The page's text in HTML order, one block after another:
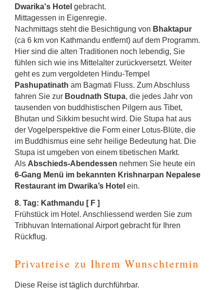
Dwarika's Hotel gebracht.
Mittagessen in Eigenregie.
Nachmittags steht die Besichtigung von Bhaktapur
(ca 6 km von Kathmandu entfernt) auf dem Programm.
Hier sind die alten Traditionen noch lebendig, Sie
fühlen sich wie ins Mittelalter zurückversetzt. Weiter
geht es zum vergoldeten Hindu-Tempel
Pashupatinath am Bagmati Fluss. Zum Abschluss
fahren Sie zur Boudnath Stupa, die jedes Jahr von
tausenden von buddhistischen Pilgern aus Tibet,
Bhutan und Sikkim besucht wird. Die Stupa hat aus
der Vogelperspektive die Form einer Lotus-Blüte, die
im Buddhismus eine sehr heilige Bedeutung hat. Die
Stupa ist umgeben von einem tibetischen Markt.
Als Abschieds-Abendessen nehmen Sie heute ein
6-Gang Menü im bekannten Krishnarpan Nepalese
Restaurant im Dwarika’s Hotel ein.
8. Tag: Kathmandu [ F ]
Frühstück im Hotel. Anschliessend werden Sie zum
Tribhuvan International Airport gebracht für Ihren
Rückflug.
Privatreise zu Ihrem Wunschtermin
Diese Reise ist täglich durchführbar.